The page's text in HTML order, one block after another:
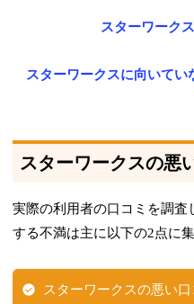
スターワーク
スターワークスに向いて
スターワークスの悪
実際の利用者の口コミを調
する不満は主に以下の2点に
スターワークスの悪い